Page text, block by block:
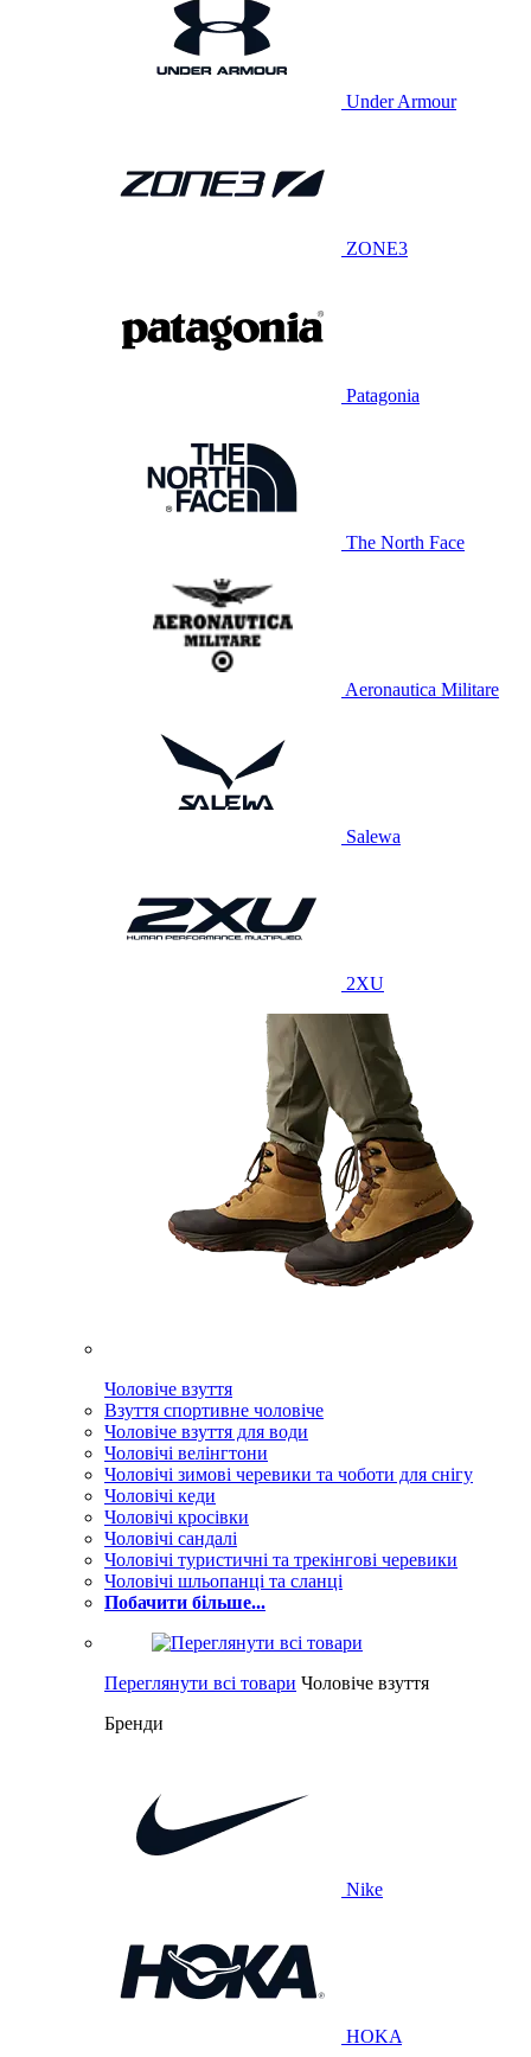
Under Armour
ZONE3
Patagonia
The North Face
Aeronautica Militare
Salewa
2XU
Чоловіче взуття
Взуття спортивне чоловіче
Чоловіче взуття для води
Чоловічі велінгтони
Чоловічі зимові черевики та чоботи для снігу
Чоловічі кеди
Чоловічі кросівки
Чоловічі сандалі
Чоловічі туристичні та трекінгові черевики
Чоловічі шльопанці та сланці
Побачити більше...
Переглянути всі товари Чоловіче взуття
Бренди
Nike
HOKA